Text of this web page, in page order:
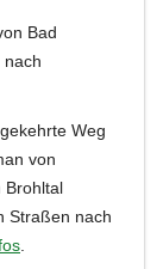
Bad
nach
Weg
von
Brohltal
Straßen nach